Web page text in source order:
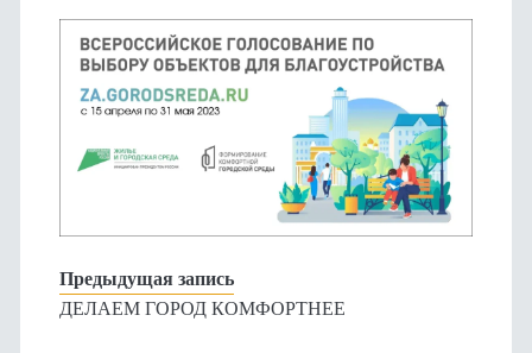
Предыдущая запись
ДЕЛАЕМ ГОРОД КОМФОРТНЕЕ